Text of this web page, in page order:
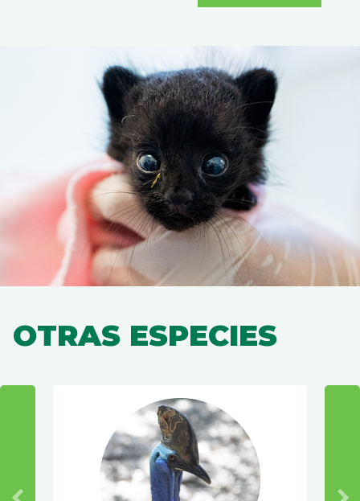
OTRAS ESPECIES